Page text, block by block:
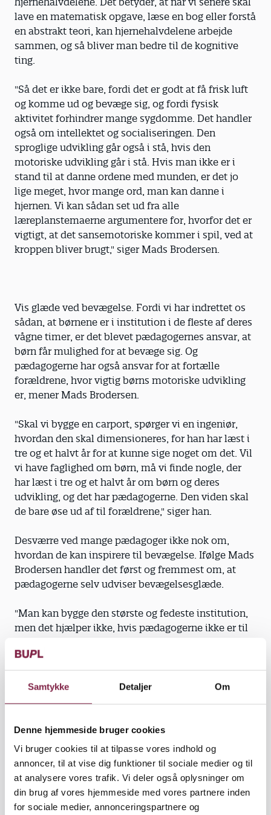
Samtykke Detaljer Om
Denne hjemmeside bruger cookies
Vi bruger cookies til at tilpasse vores indhold og
annoncer, til at vise dig funktioner til sociale medier og til
at analysere vores trafik. Vi deler også oplysninger om
din brug af vores hjemmeside med vores partnere inden
for sociale medier, annonceringspartnere og
lave en matematisk opgave, læse en bog eller forstå
en abstrakt teori, kan hjernehalvdelene arbejde
sammen, og så bliver man bedre til de kognitive
ting.
"Så det er ikke bare, fordi det er godt at få frisk luft
og komme ud og bevæge sig, og fordi fysisk
aktivitet forhindrer mange sygdomme. Det handler
også om intellektet og socialiseringen. Den
sproglige udvikling går også i stå, hvis den
motoriske udvikling går i stå. Hvis man ikke er i
stand til at danne ordene med munden, er det jo
lige meget, hvor mange ord, man kan danne i
hjernen. Vi kan sådan set ud fra alle
læreplanstemaerne argumentere for, hvorfor det er
vigtigt, at det sansemotoriske kommer i spil, ved at
kroppen bliver brugt," siger Mads Brodersen.
Vis glæde ved bevægelse. Fordi vi har indrettet os
sådan, at børnene er i institution i de fleste af deres
vågne timer, er det blevet pædagogernes ansvar, at
børn får mulighed for at bevæge sig. Og
pædagogerne har også ansvar for at fortælle
forældrene, hvor vigtig børns motoriske udvikling
er, mener Mads Brodersen.
"Skal vi bygge en carport, spørger vi en ingeniør,
hvordan den skal dimensioneres, for han har læst i
tre og et halvt år for at kunne sige noget om det. Vil
vi have faglighed om børn, må vi finde nogle, der
har læst i tre og et halvt år om børn og deres
udvikling, og det har pædagogerne. Den viden skal
de bare øse ud af til forældrene," siger han.
Desværre ved mange pædagoger ikke nok om,
hvordan de kan inspirere til bevægelse. Ifølge Mads
Brodersen handler det først og fremmest om, at
pædagogerne selv udviser bevægelsesglæde.
"Man kan bygge den største og fedeste institution,
men det hjælper ikke, hvis pædagogerne ikke er til
fysiske og mentale tilstedeværelse er meget vigtig,
for det bliver ikke til meget fysisk aktivitet, hvis
pædagogen siger 'kom børn, skal vi ikke bevæge
os?', og hun så selv stiller sig i et hjørne og ikke med
Mads Brodersen mener, at vil man inspirere børn til
bevægelse, skal pædagogen selv trille, rulle eller
kravle på gulvet, for så kommer børnene af sig selv
og vil være med.